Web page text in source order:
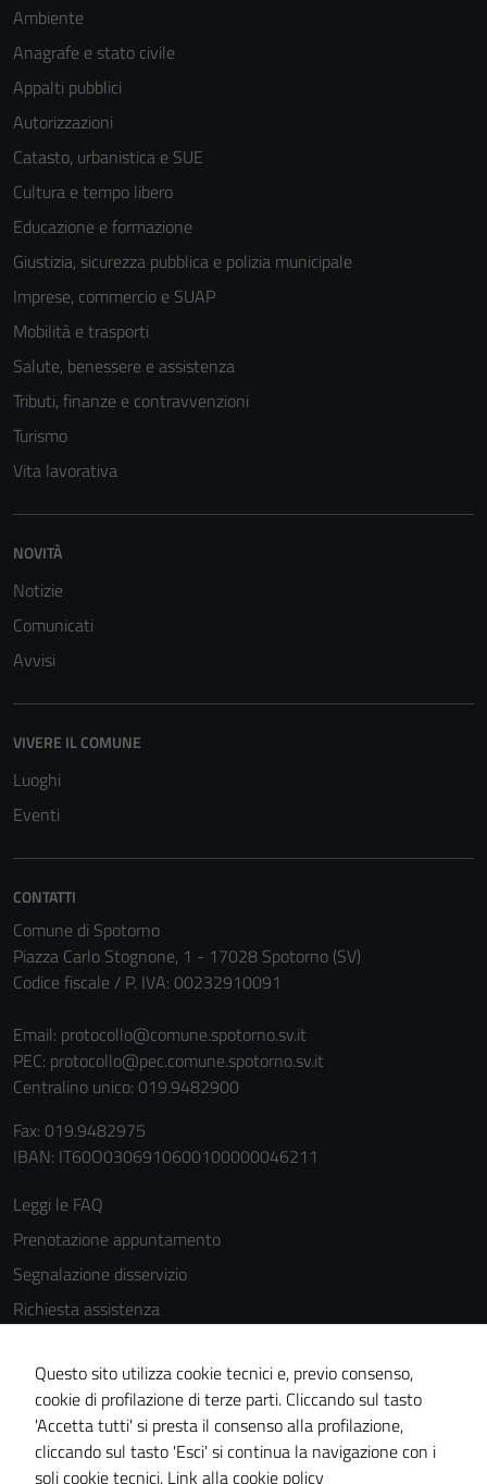
Ambiente
Anagrafe e stato civile
Appalti pubblici
Autorizzazioni
Catasto, urbanistica e SUE
Cultura e tempo libero
Educazione e formazione
Giustizia, sicurezza pubblica e polizia municipale
Imprese, commercio e SUAP
Mobilità e trasporti
Salute, benessere e assistenza
Tributi, finanze e contravvenzioni
Turismo
Vita lavorativa
NOVITÀ
Notizie
Comunicati
Avvisi
VIVERE IL COMUNE
Luoghi
Eventi
CONTATTI
Comune di Spotorno
Piazza Carlo Stognone, 1 - 17028 Spotorno (SV)
Codice fiscale / P. IVA: 00232910091
Email: protocollo@comune.spotorno.sv.it
PEC: protocollo@pec.comune.spotorno.sv.it
Centralino unico: 019.9482900
Fax: 019.9482975
IBAN: IT60O0306910600100000046211
Leggi le FAQ
Prenotazione appuntamento
Segnalazione disservizio
Richiesta assistenza
Informativa privacy
Cookie Policy
Note legali
Questo sito utilizza cookie tecnici e, previo consenso,
cookie di profilazione di terze parti. Cliccando sul tasto
'Accetta tutti' si presta il consenso alla profilazione,
cliccando sul tasto 'Esci' si continua la navigazione con i
soli cookie tecnici. Link alla cookie policy
sono necessari
del sito e non
possono
non raccolgono